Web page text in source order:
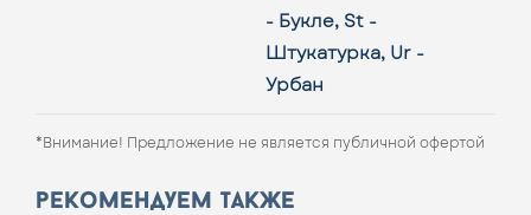
- Букле, St -
Штукатурка, Ur -
Урбан
*Внимание! Предложение не является публичной офертой
рекомендуем также